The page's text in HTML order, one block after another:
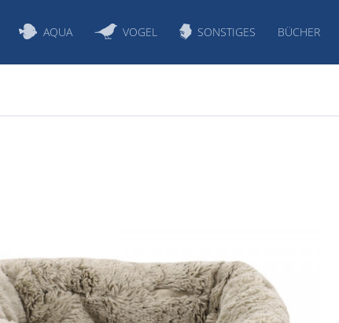
AQUA VOGEL SONSTIGES BÜCHER